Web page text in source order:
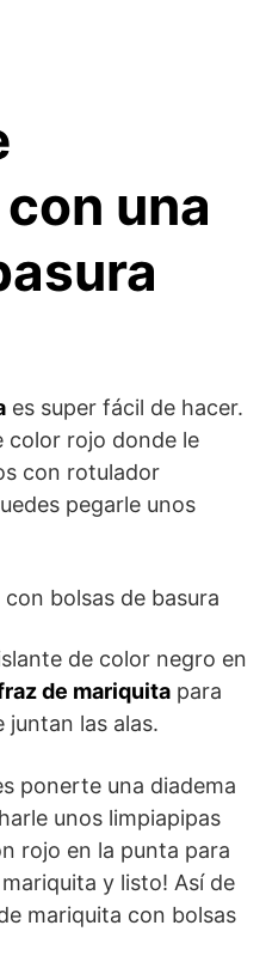
una
es super fácil de hacer.
color rojo donde le
con rotulador
pegarle unos
de color negro en
de mariquita para
juntan las alas.
ponerte una diadema
unos limpiapipas
rojo en la punta para
y listo! Así de
mariquita con bolsas